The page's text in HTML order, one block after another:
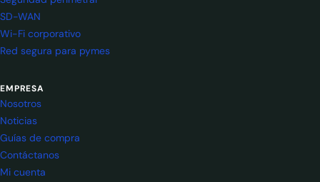
SD-WAN
Wi-Fi corporativo
Red segura para pymes
EMPRESA
Nosotros
Noticias
Guías de compra
Contáctanos
Mi cuenta